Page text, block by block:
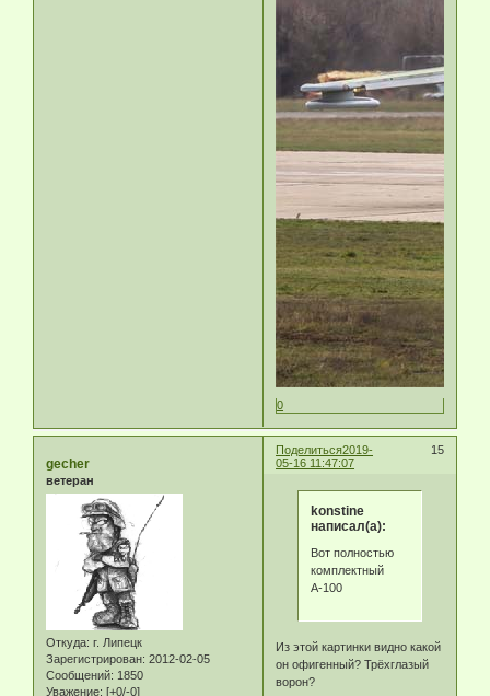
0
Поделиться 15
2019-
05-16 11:47:07
gecher
ветеран
Откуда: г. Липецк
Зарегистрирован: 2012-02-05
Сообщений: 1850
Уважение: [+0/-0]
konstine
написал(а):
Вот полностью
комплектный
А-100
Из этой картинки видно какой
он офигенный? Трёхглазый
ворон?